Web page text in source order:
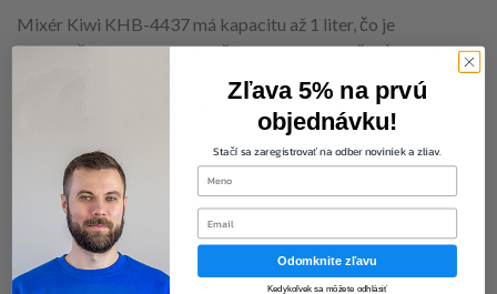
Mixér Kiwi KHB-4437 má kapacitu až 1 liter, čo je
dostatočné pre prípravu väčšiny pokrmov. Súčasťou balenia
je aj praktický džbán, ktorý vám umožní jednoducho a
pohodlne mixovať a skladovať výsledné pokrmy.
Špecifikácie:
Farba: Nerezová oceľ
Príkon: 1000 W
Kapacita: 1 L
Zľava 5% na prvú
objednávku!
Stačí sa zaregistrovať na odber noviniek a zliav.
first-name
Email
Odomknite zľavu
Kedykoľvek sa môžete odhlásiť